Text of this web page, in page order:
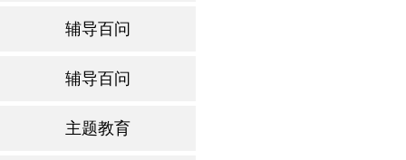
辅导百问
辅导百问
主题教育